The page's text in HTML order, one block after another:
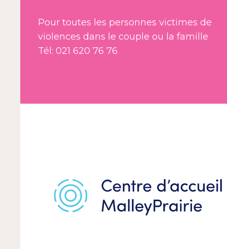
Pour toutes les personnes victimes de
violences dans le couple ou la famille
Tél: 021 620 76 76